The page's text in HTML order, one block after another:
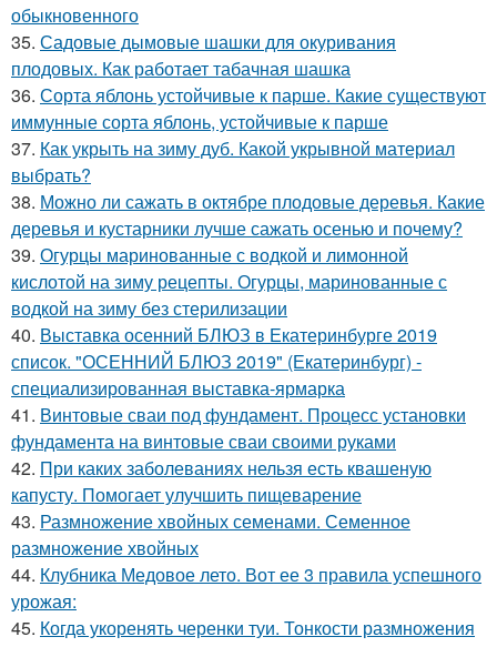
обыкновенного
35. Садовые дымовые шашки для окуривания
плодовых. Как работает табачная шашка
36. Сорта яблонь устойчивые к парше. Какие существуют
иммунные сорта яблонь, устойчивые к парше
37. Как укрыть на зиму дуб. Какой укрывной материал
выбрать?
38. Можно ли сажать в октябре плодовые деревья. Какие
деревья и кустарники лучше сажать осенью и почему?
39. Огурцы маринованные с водкой и лимонной
кислотой на зиму рецепты. Огурцы, маринованные с
водкой на зиму без стерилизации
40. Выставка осенний БЛЮЗ в Екатеринбурге 2019
список. "ОСЕННИЙ БЛЮЗ 2019" (Екатеринбург) -
специализированная выставка-ярмарка
41. Винтовые сваи под фундамент. Процесс установки
фундамента на винтовые сваи своими руками
42. При каких заболеваниях нельзя есть квашеную
капусту. Помогает улучшить пищеварение
43. Размножение хвойных семенами. Семенное
размножение хвойных
44. Клубника Медовое лето. Вот ее 3 правила успешного
урожая:
45. Когда укоренять черенки туи. Тонкости размножения